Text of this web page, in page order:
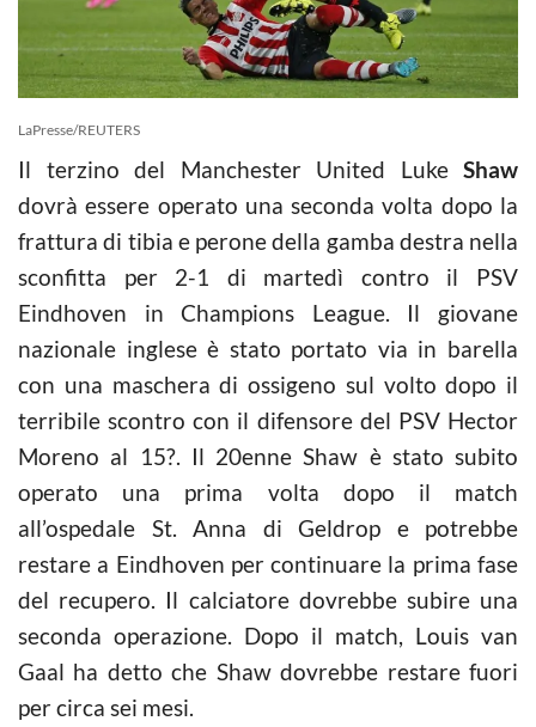
LaPresse/REUTERS
Il terzino del Manchester United Luke Shaw
dovrà essere operato una seconda volta dopo la
frattura di tibia e perone della gamba destra nella
sconfitta per 2-1 di martedì contro il PSV
Eindhoven in Champions League. Il giovane
nazionale inglese è stato portato via in barella
con una maschera di ossigeno sul volto dopo il
terribile scontro con il difensore del PSV Hector
Moreno al 15?. Il 20enne Shaw è stato subito
operato una prima volta dopo il match
all’ospedale St. Anna di Geldrop e potrebbe
restare a Eindhoven per continuare la prima fase
del recupero. Il calciatore dovrebbe subire una
seconda operazione. Dopo il match, Louis van
Gaal ha detto che Shaw dovrebbe restare fuori
per circa sei mesi.